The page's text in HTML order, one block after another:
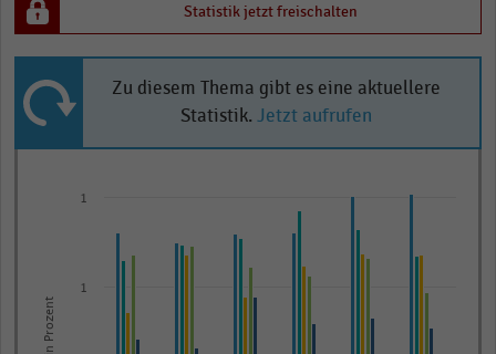
Statistik jetzt freischalten
Zu diesem Thema gibt es eine aktuellere
Statistik. Jetzt aufrufen
The
chart
1
1